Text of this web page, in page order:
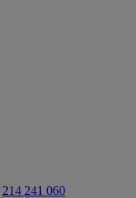
214 241 060